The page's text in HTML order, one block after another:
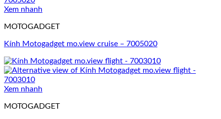
Xem nhanh
MOTOGADGET
Kính Motogadget mo.view cruise – 7005020
Xem nhanh
MOTOGADGET